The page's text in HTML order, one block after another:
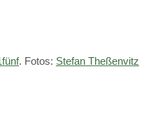
. Fotos: Stefan Theßenvitz